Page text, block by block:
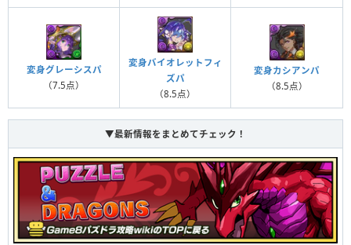
変身グレーシスパ
（7.5点）
変身バイオレットフィ
ズパ
（8.5点）
変身カシアンパ
（8.5点）
▼最新情報をまとめてチェック！